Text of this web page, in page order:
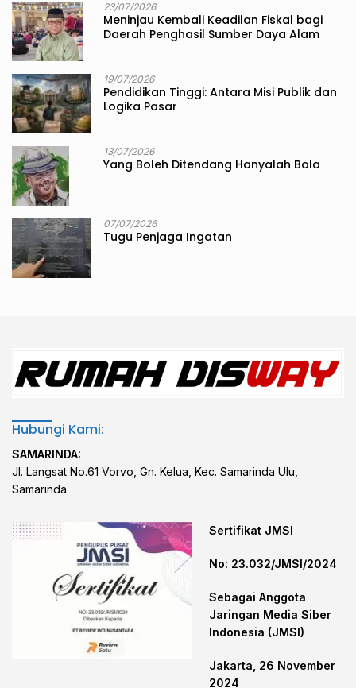
23/07/2026
Meninjau Kembali Keadilan Fiskal bagi
Daerah Penghasil Sumber Daya Alam
19/07/2026
Pendidikan Tinggi: Antara Misi Publik dan
Logika Pasar
13/07/2026
Yang Boleh Ditendang Hanyalah Bola
07/07/2026
Tugu Penjaga Ingatan
Hubungi Kami:
SAMARINDA:
Jl. Langsat No.61 Vorvo, Gn. Kelua, Kec. Samarinda Ulu,
Samarinda
Sertifikat JMSI
No: 23.032/JMSI/2024
Sebagai Anggota
Jaringan Media Siber
Indonesia (JMSI)
Jakarta, 26 November
2024